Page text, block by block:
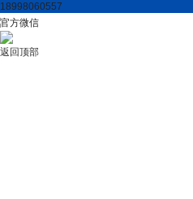
18998060557
官方微信
返回顶部